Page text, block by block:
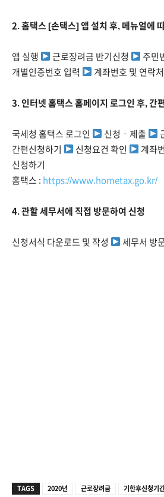
2. 홈택스 [손택스] 앱 설치 후, 메뉴얼에
앱 실행 근로장려금 반기신청
주민
개별인증번호 입력
계좌번호 및 연락
3. 인터넷 홈택스 홈페이지 로그인 후, 간
국세청 홈택스 로그인 신청ㆍ제출
간편신청하기
신청요건 확인
계좌
신청하기
홈택스 : https://www.hometax.go.kr/
4. 관할 세무서에 직접 방문하여 신청
신청서식 다운로드 및 작성 세무서 방
TAGS 2020년 근로장려금 기한후신청기